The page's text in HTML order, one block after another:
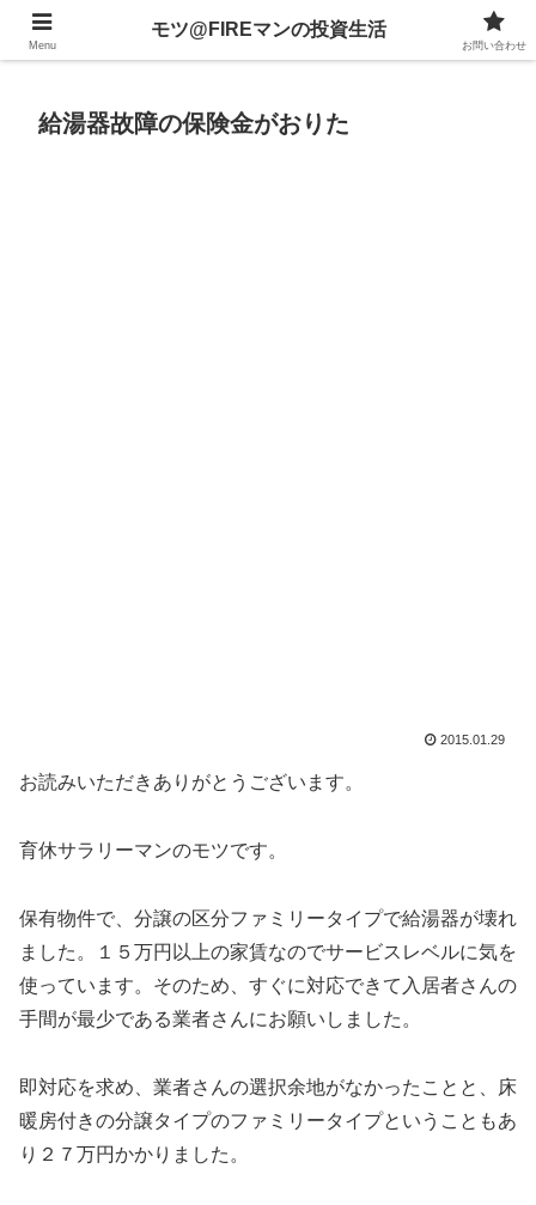
不動産、投資信託、暗号資産、株式、等々への投資について
給湯器故障の保険金がおりた
2015.01.29
お読みいただきありがとうございます。
育休サラリーマンのモツです。
保有物件で、分譲の区分ファミリータイプで給湯器が壊れ
ました。１５万円以上の家賃なのでサービスレベルに気を
使っています。そのため、すぐに対応できて入居者さんの
手間が最少である業者さんにお願いしました。
即対応を求め、業者さんの選択余地がなかったことと、床
暖房付きの分譲タイプのファミリータイプということもあ
り２７万円かかりました。
Menu
モツ@FIREマンの投資生活
お問い合わせ